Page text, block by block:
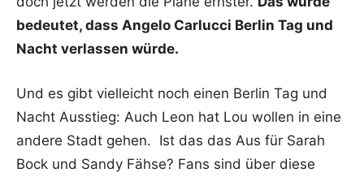
bedeutet, dass Angelo Carlucci Berlin Tag und
Nacht verlassen würde.
Und es gibt vielleicht noch einen Berlin Tag und
Nacht Ausstieg: Auch Leon hat Lou wollen in eine
andere Stadt gehen. Ist das das Aus für Sarah
Bock und Sandy Fähse? Fans sind über diese